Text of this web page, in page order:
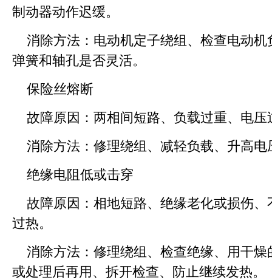
制动器动作迟缓。
消除方法：电动机定子绕组、检查电动
弹簧和轴孔是否灵活。
保险丝熔断
故障原因：两相间短路、负载过重、电压
消除方法：修理绕组、减轻负载、升高电
绝缘电阻低或击穿
故障原因：相地短路、绝缘老化或损伤
过热。
消除方法：修理绕组、检查绝缘、用干
或处理后再用、拆开检查、防止继续发热。